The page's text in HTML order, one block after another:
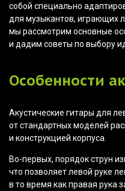
собой специально
для музыкантов, играющих
мы рассмотрим основные
и дадим советы по выбору
Особенности
Акустические гитары для
от стандартных моделей
и конструкцией корпуса.
Во-первых, порядок струн
что позволяет левой руке
в то время как правая рука